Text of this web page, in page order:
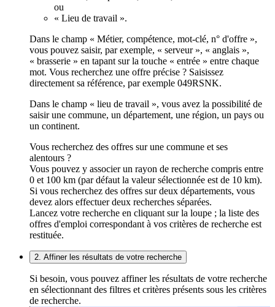
ou
« Lieu de travail ».
Dans le champ « Métier, compétence, mot-clé, n° d'offre »,
vous pouvez saisir, par exemple, « serveur », « anglais »,
« brasserie » en tapant sur la touche « entrée » entre chaque
mot. Vous recherchez une offre précise ? Saisissez
directement sa référence, par exemple 049RSNK.
Dans le champ « lieu de travail », vous avez la possibilité de
saisir une commune, un département, une région, un pays ou
un continent.
Vous recherchez des offres sur une commune et ses
alentours ?
Vous pouvez y associer un rayon de recherche compris entre
0 et 100 km (par défaut la valeur sélectionnée est de 10 km).
Si vous recherchez des offres sur deux départements, vous
devez alors effectuer deux recherches séparées.
Lancez votre recherche en cliquant sur la loupe ; la liste des
offres d'emploi correspondant à vos critères de recherche est
restituée.
2. Affiner les résultats de votre recherche
Si besoin, vous pouvez affiner les résultats de votre recherche
en sélectionnant des filtres et critères présents sous les critères
de recherche.